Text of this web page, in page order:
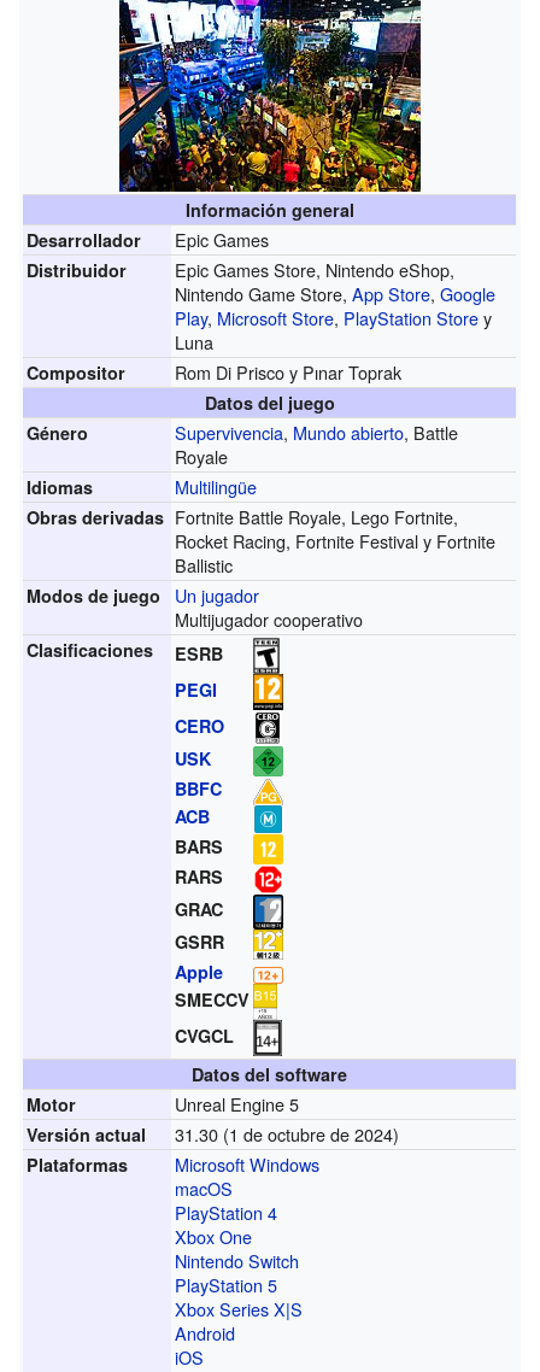
Información general
Desarrollador
Epic Games
Distribuidor
Epic Games Store, Nintendo eShop,
Nintendo Game Store,App Store,Google
Play, Microsoft Store, PlayStation Storey
Luna
Compositor Rom Di Prisco y Pınar Toprak
Datos del juego
Género
Supervivencia, Mundo abierto, Battle
Royale
Idiomas Multilingüe
Obras derivadas Fortnite Battle Royale, Lego Fortnite,
Rocket Racing, Fortnite Festival y Fortnite
Ballistic
Modos de juego
Un jugador
Multijugador cooperativo
Clasificaciones
ESRB
PEGI
CERO
USK
BBFC
ACB
BARS
RARS
GRAC
GSRR
Apple
SMECCV
CVGCL
Datos del software
Motor
Unreal Engine 5
Versión actual 31.30 (1 de octubre de 2024)
Plataformas
Microsoft Windows
macOS
PlayStation 4
Xbox One
Nintendo Switch
PlayStation 5
Xbox Series X|S
Android
iOS